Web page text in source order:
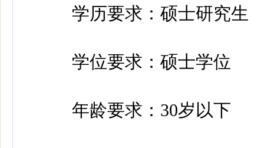
学历要求：硕士研究生
学位要求：硕士学位
年龄要求：30岁以下